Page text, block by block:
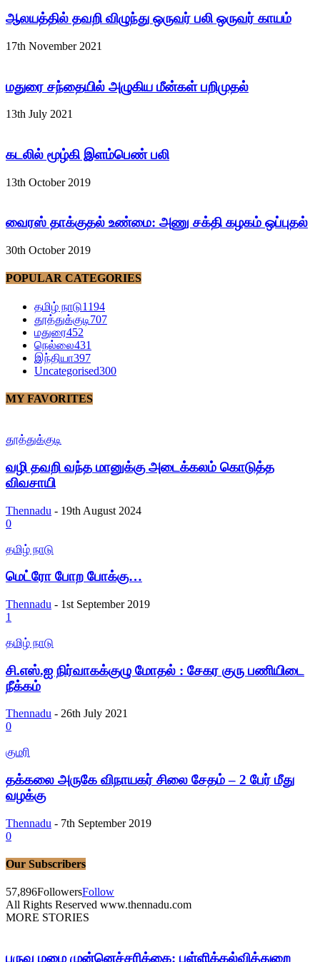
ஆலயத்தில் தவறி விழுந்து ஒருவர் பலி ஒருவர் காயம்
17th November 2021
மதுரை சந்தையில் அழுகிய மீன்கள் பறிமுதல்
13th July 2021
கடலில் மூழ்கி இளம்பெண் பலி
13th October 2019
வைரஸ் தாக்குதல் உண்மை: அணு சக்தி கழகம் ஒப்புதல்
30th October 2019
POPULAR CATEGORIES
தமிழ் நாடு1194
தூத்துக்குடி707
மதுரை452
நெல்லை431
இந்தியா397
Uncategorised300
MY FAVORITES
தூத்துக்குடி
வழி தவறி வந்த மானுக்கு அடைக்கலம் கொடுத்த
விவசாயி
Thennadu - 19th August 2024
0
தமிழ் நாடு
மெட்ரோ போற போக்கு…
Thennadu - 1st September 2019
1
தமிழ் நாடு
சி.எஸ்.ஐ நிர்வாகக்குழு மோதல் : சேகர குரு பணியிடை
நீக்கம்
Thennadu - 26th July 2021
0
குமரி
தக்கலை அருகே விநாயகர் சிலை சேதம் – 2 பேர் மீது
வழக்கு
Thennadu - 7th September 2019
0
Our Subscribers
57,896FollowersFollow
All Rights Reserved www.thennadu.com
MORE STORIES
பருவ மழை முன்னெச்சரிக்கை: பள்ளிக்கல்வித்துறை